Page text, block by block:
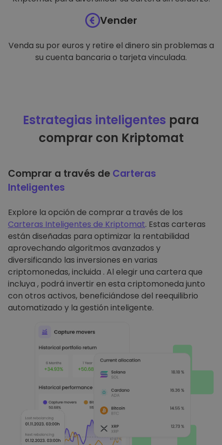
Vender
Venda su por euros y retire el dinero sin problemas a
su cuenta bancaria o tarjeta vinculada.
Estrategias inteligentes para
comprar con Kriptomat
Comprar a través de Carteras
Inteligentes
Explore la opción de comprar a través de los
Carteras Inteligentes de Kriptomat. Estas carteras
están diseñadas para optimizar la rentabilidad
aprovechando algoritmos avanzados y
diversificando las inversiones en varias
criptomonedas, incluida . Al elegir una cartera que
incluya , podrá invertir en esta criptomoneda junto
con otros activos, beneficiándose del reequilibrio
automatizado y la gestión inteligente.